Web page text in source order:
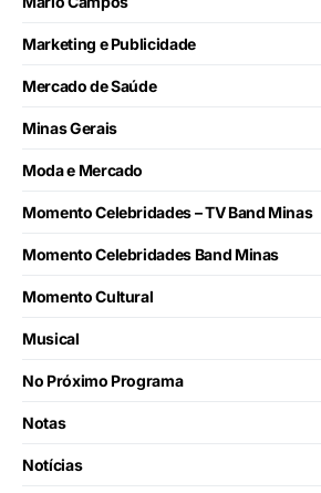
Marketing e Publicidade
Mercado de Saúde
Minas Gerais
Moda e Mercado
Momento Celebridades – TV Band Minas
Momento Celebridades Band Minas
Momento Cultural
Musical
No Próximo Programa
Notas
Notícias